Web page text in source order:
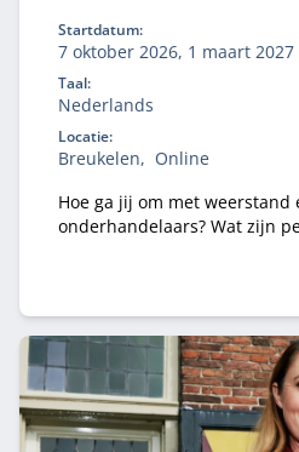
Startdatum:
7 oktober 2026, 1 maart 2027
Taal:
Nederlands
Locatie:
Breukelen
Online
Hoe ga jij om met weerstand
onderhandelaars? Wat zijn